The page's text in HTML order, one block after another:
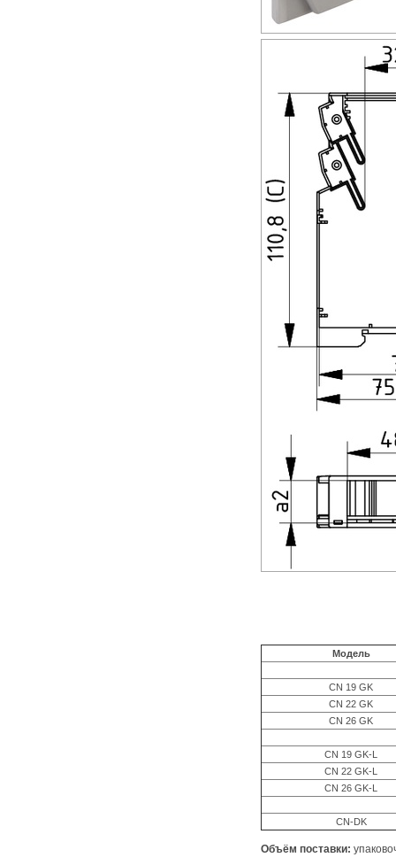
Модель
CN 19 GK
CN 22 GK
CN 26 GK
CN 19 GK-L
CN 22 GK-L
CN 26 GK-L
CN-DK
Объём поставки: